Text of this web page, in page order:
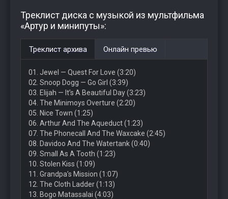
Треклист диска с музыкой из мультфильма
«Артур и минипуты»:
Треклист архива Онлайн превью
01. Jewel — Quest For Love (3:20)
02. Snoop Dogg — Go Girl (3:39)
03. Elijah — It’s A Beautiful Day (3:23)
04. The Minimoys Overture (2:20)
05. Nice Town (1:25)
06. Arthur And The Aqueduct (1:23)
07. The Phonecall And The Waxcake (2:45)
08. Davidoo And The Watertank (0:40)
09. Small As A Tooth (1:23)
10. Stolen Kiss (1:09)
11. Grandpa’s Mission (1:07)
12. The Cloth Ladder (1:13)
13. Bogo Matassalai (4:03)